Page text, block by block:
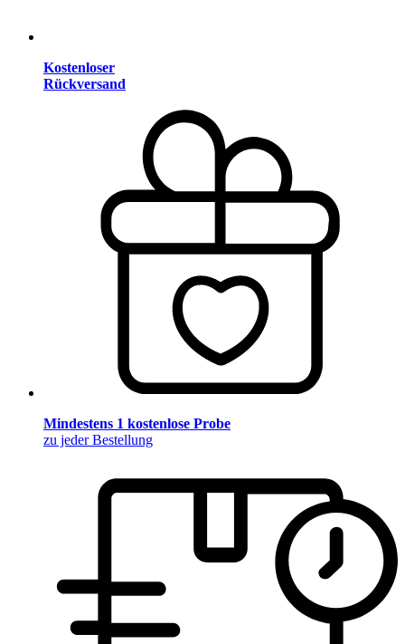
Kostenloser
Rückversand
Mindestens 1 kostenlose Probe
zu jeder Bestellung